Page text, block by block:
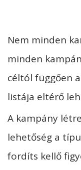
Nem minden
minden
céltól függően
listája eltérő
A kampány
lehetőség a
fordíts kellő